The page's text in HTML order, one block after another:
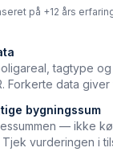
på +12 års
tagtype
Forkerte data
bygningssum
— ikke
vurderingen i